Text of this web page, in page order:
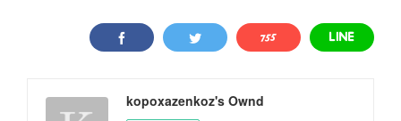
kopoxazenkoz's Ownd